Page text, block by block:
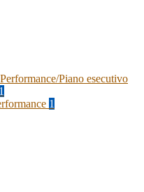
Piano esecutivo
1
1